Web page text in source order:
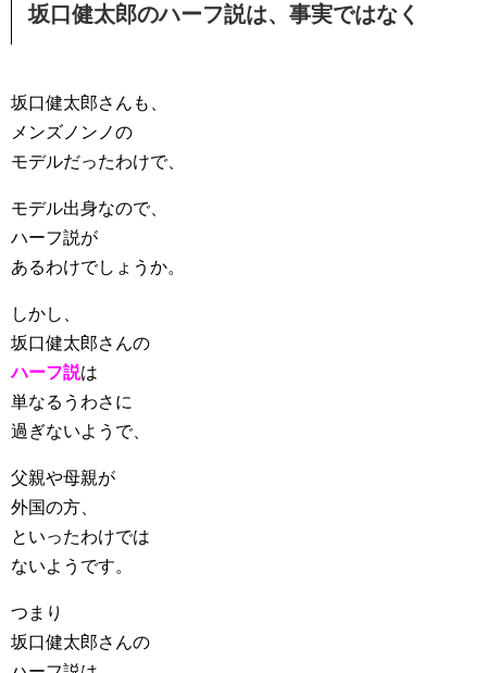
坂口健太郎のハーフ説は、事実ではなく
坂口健太郎さんも、
メンズノンノの
モデルだったわけで、
モデル出身なので、
ハーフ説が
あるわけでしょうか。
しかし、
坂口健太郎さんの
ハーフ説は
単なるうわさに
過ぎないようで、
父親や母親が
外国の方、
といったわけでは
ないようです。
つまり
坂口健太郎さんの